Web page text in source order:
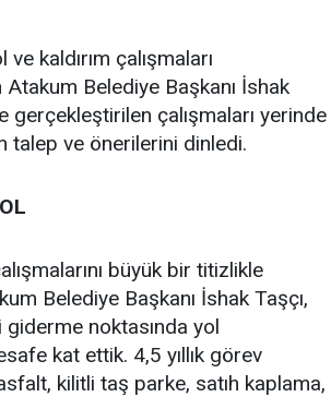
kaldırım çalışmaları
Belediye Başkanı İshak
gerçekleştirilen çalışmaları yerinde
talep ve önerilerini dinledi.
büyük bir titizlikle
Belediye Başkanı İshak Taşçı,
noktasında yol
kat ettik. 4,5 yıllık görev
kilitli taş parke, satıh kaplama,